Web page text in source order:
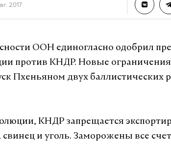
2017
ООН единогласно одобрил
против КНДР. Новые ограничения
Пхеньяном двух баллистических
КНДР запрещается
и уголь. Заморожены все